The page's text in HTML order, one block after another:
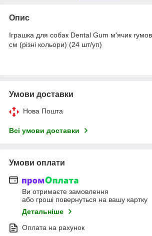
Опис
Іграшка для собак Dental Gum м'ячик
см (різні кольори) (24 шт/уп)
Умови доставки
Нова Пошта
Всі умови доставки
Умови оплати
Ви отримаєте замовлення
або гроші повернуться на вашу картку
Детальніше
Оплата на рахунок